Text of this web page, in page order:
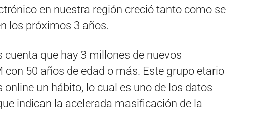
en nuestra región creció tanto como se
los próximos 3 años.
que hay 3 millones de nuevos
con 50 años de edad o más. Este grupo etario
online un hábito, lo cual es uno de los datos
indican la acelerada masificación de la